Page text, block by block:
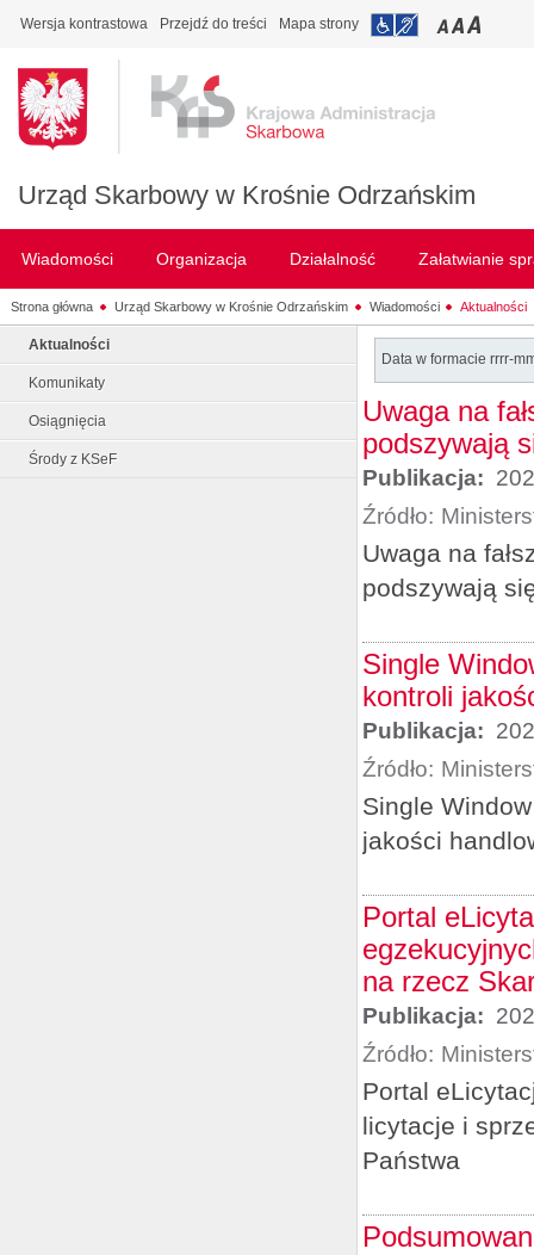
Wersja kontrastowa Przejdź do treści Mapa strony
Urząd Skarbowy w Krośnie Odrzańskim
Wiadomości Organizacja Działalność Załatwianie
Strona główna Urząd Skarbowy w Krośnie Odrzańskim Wiadomości Aktualności
Aktualności
Komunikaty
Osiągnięcia
Środy z KSeF
Data w formacie rrrr-
Uwaga na
podszywają
Publikacja:
Źródło:
Uwaga na
podszywają
Single
kontroli
Publikacja:
Źródło:
Single
jakości
Portal
na rzecz
Publikacja:
Źródło:
Portal
licytacje i
Państwa